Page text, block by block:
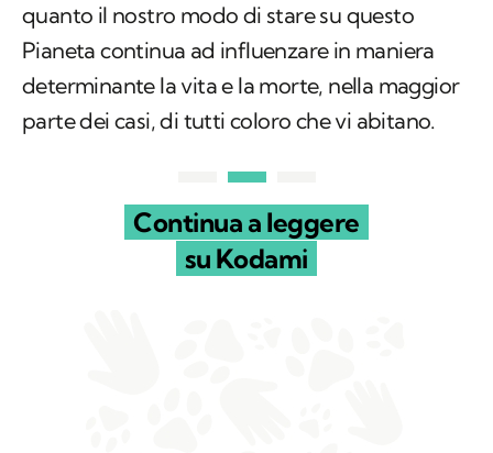
quanto il nostro modo di stare su questo
Pianeta continua ad influenzare in maniera
determinante la vita e la morte, nella maggior
parte dei casi, di tutti coloro che vi abitano.
Continua a leggere
su Kodami